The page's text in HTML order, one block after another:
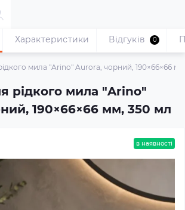
мила "Arino" Aurora, чорний, 190×66×66
рідкого мила "Arino"
190×66×66 мм, 350 мл
Характеристики Відгуків 0
в наявності